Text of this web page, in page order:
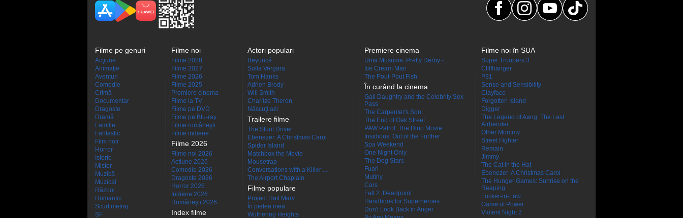
Filme pe genuri
Acţiune
Animaţie
Aventuri
Comedie
Crimă
Documentar
Dragoste
Dramă
Familie
Fantastic
Film noir
Horror
Istoric
Mister
Muzică
Muzical
Război
Romantic
Scurt metraj
SF
Filme noi
Filme 2028
Filme 2027
Filme 2026
Filme 2025
Premiere cinema
Filme la TV
Filme pe DVD
Filme pe Blu-ray
Filme româneşti
Filme indiene
Filme 2026
Filme noi 2026
Actiune 2026
Comedie 2026
Dragoste 2026
Horror 2026
Indiene 2026
Româneşti 2026
Index filme
Actori populari
Beyoncé
Sofía Vergara
Tom Hanks
Adrien Brody
Will Smith
Charlize Theron
Născuţi azi
Trailere filme
The Stunt Driver
Ebenezer: A Christmas Carol
Spider Island
Matchbox the Movie
Mousetrap
Conversations with a Killer:...
The Airport Chaplain
Filme populare
Project Hail Mary
În pielea mea
Wuthering Heights
Premiere cinema
Uma Musume: Pretty Derby -...
Ice Cream Man
The Pout-Pout Fish
În curând la cinema
Gail Daughtry and the Celebrity Sex
Pass
The Carpenter's Son
The End of Oak Street
PAW Patrol: The Dino Movie
Insidious: Out of the Further
Spa Weekend
One Night Only
The Dog Stars
Fuori
Mutiny
Cars
Fall 2: Deadpoint
Handbook for Superheroes
Don't Look Back in Anger
Filme noi în SUA
Super Troopers 3
Cliffhanger
P31
Sense and Sensibility
Clayface
Forgotten Island
Digger
The Legend of Aang: The Last
Airbender
Other Mommy
Street Fighter
Remain
Jimmy
The Cat in the Hat
Ebenezer: A Christmas Carol
The Hunger Games: Sunrise on the
Reaping
Focker-in-Law
Game of Power
Violent Night 2